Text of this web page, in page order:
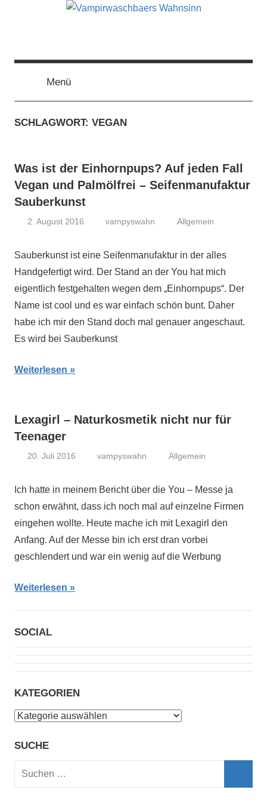
Vampirwaschbaers
Wahnsinn
mein
mein
persönlicher
Wahnsinn
Menü
SCHLAGWORT: VEGAN
Was ist der Einhornpups? Auf jeden Fall
Vegan und Palmölfrei – Seifenmanufaktur
Sauberkunst
2. August 2016 vampyswahn Allgemein
Sauberkunst ist eine Seifenmanufaktur in der alles
Handgefertigt wird. Der Stand an der You hat mich
eigentlich festgehalten wegen dem „Einhornpups“. Der
Name ist cool und es war einfach schön bunt. Daher
habe ich mir den Stand doch mal genauer angeschaut.
Es wird bei Sauberkunst
Weiterlesen
Lexagirl – Naturkosmetik nicht nur für
Teenager
20. Juli 2016 vampyswahn Allgemein
Ich hatte in meinem Bericht über die You – Messe ja
schon erwähnt, dass ich noch mal auf einzelne Firmen
eingehen wollte. Heute mache ich mit Lexagirl den
Anfang. Auf der Messe bin ich erst dran vorbei
geschlendert und war ein wenig auf die Werbung
Weiterlesen
SOCIAL
KATEGORIEN
Kategorien
SUCHE
Suchen